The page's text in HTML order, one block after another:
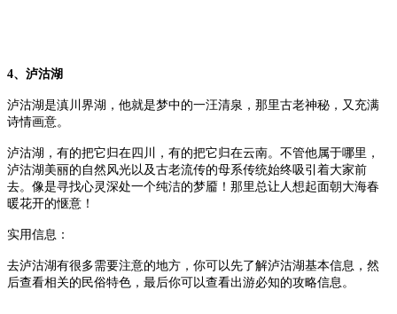
4、泸沽湖
泸沽湖是滇川界湖，他就是梦中的一汪清泉，那里古老神秘，又充满
诗情画意。
泸沽湖，有的把它归在四川，有的把它归在云南。不管他属于哪里，
泸沽湖美丽的自然风光以及古老流传的母系传统始终吸引着大家前
去。像是寻找心灵深处一个纯洁的梦靥！那里总让人想起面朝大海春
暖花开的惬意！
实用信息：
去泸沽湖有很多需要注意的地方，你可以先了解泸沽湖基本信息，然
后查看相关的民俗特色，最后你可以查看出游必知的攻略信息。